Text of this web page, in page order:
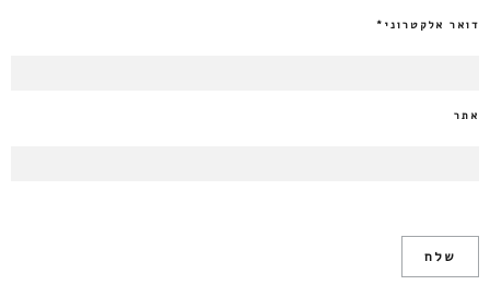
דואר אלקטרוני *
אתר